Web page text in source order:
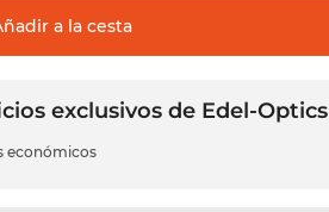
a la cesta
exclusivos de Edel-Optics
económicos